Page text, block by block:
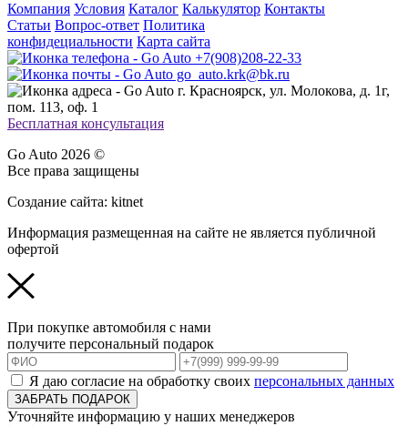
Компания Условия Каталог Калькулятор Контакты
Статьи Вопрос-ответ Политика
конфидециальности Карта сайта
+7(908)208-22-33
go_auto.krk@bk.ru
г. Красноярск, ул. Молокова, д. 1г,
пом. 113, оф. 1
Бесплатная консультация
Go Auto 2026 ©
Все права защищены
Создание сайта: kitnet
Информация размещенная на сайте не является публичной
офертой
При покупке автомобиля с нами
получите персональный подарок
Я даю согласие на обработку своих персональных данных
ЗАБРАТЬ ПОДАРОК
Уточняйте информацию у наших менеджеров